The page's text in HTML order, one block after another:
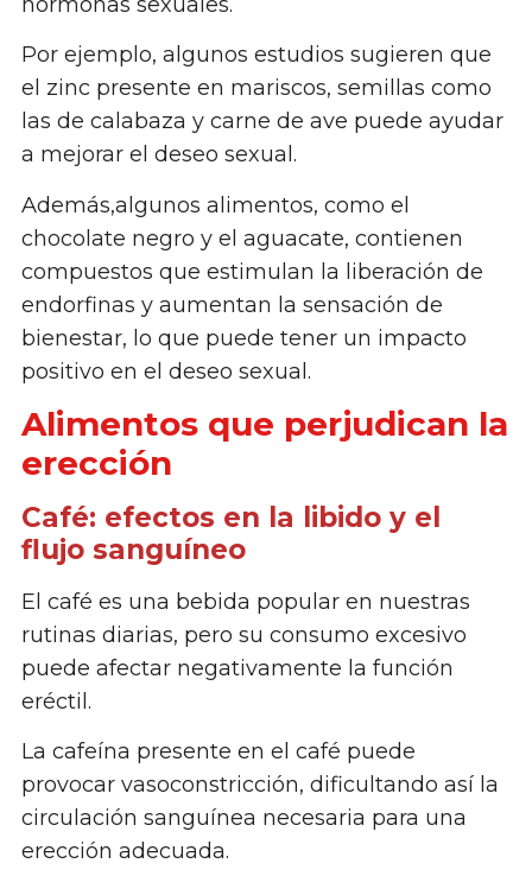
Por ejemplo, algunos estudios sugieren que
el zinc presente en mariscos, semillas como
las de calabaza y carne de ave puede ayudar
a mejorar el deseo sexual.
Además,algunos alimentos, como el
chocolate negro y el aguacate, contienen
compuestos que estimulan la liberación de
endorfinas y aumentan la sensación de
bienestar, lo que puede tener un impacto
positivo en el deseo sexual.
Alimentos que perjudican la
erección
Café: efectos en la libido y el
flujo sanguíneo
El café es una bebida popular en nuestras
rutinas diarias, pero su consumo excesivo
puede afectar negativamente la función
eréctil.
La cafeína presente en el café puede
provocar vasoconstricción, dificultando así la
circulación sanguínea necesaria para una
erección adecuada.